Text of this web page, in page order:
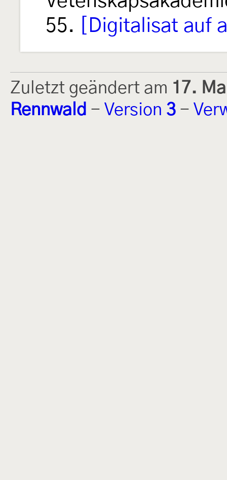
55.
[Digitalisat auf
Zuletzt geändert am 17.
Rennwald - Version 3 -